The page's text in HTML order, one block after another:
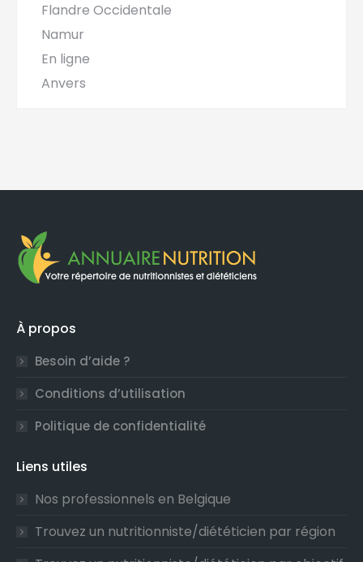
Flandre Occidentale
Namur
En ligne
Anvers
À propos
Besoin d’aide ?
Conditions d’utilisation
Politique de confidentialité
Liens utiles
Nos professionnels en Belgique
Trouvez un nutritionniste/diététicien par région